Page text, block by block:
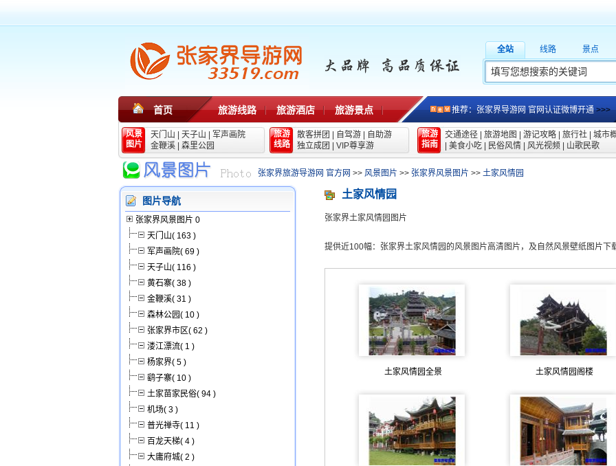
全站 线路 景点
首页 旅游线路 旅游酒店 旅游景点 推荐：张家界导游网 官网认证微博开通>>>
风景
图片
天门山 天子山
军声画院
金鞭溪
森里公园
旅游
线路
散客拼团 自驾游
自助游
独立成团
VIP尊享游
旅游
指南
交通途径 旅游地图 游记攻略 旅行社 城市
美食小吃 民俗风情 风光视频 山歌民歌
张家界旅游导游网 官方网 >> 风景图片 >> 张家界风景图片 >> 土家风情园
土家风情园
张家界土家风情园图片
提供近100幅：张家界土家风情园的风景图片高清图片，及自然风景壁纸图片下
土家风情园全景 土家风情园阁楼
图片导航
张家界风景图片 0
天门山( 163 )
军声画院( 69 )
天子山( 116 )
黄石寨( 38 )
金鞭溪( 31 )
森林公园( 10 )
张家界市区( 62 )
溇江漂流( 1 )
杨家界( 5 )
鹞子寨( 10 )
土家苗家民俗( 94 )
机场( 3 )
普光禅寺( 11 )
百龙天梯( 4 )
大庸府城( 2 )